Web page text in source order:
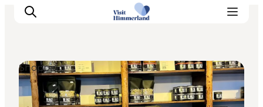
Erlebnisse
Shopping